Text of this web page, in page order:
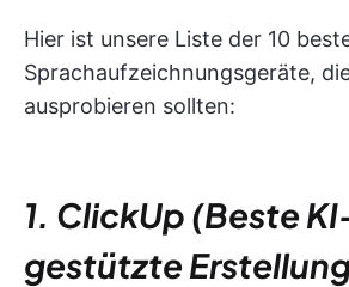
Hier ist unsere Liste der 10
Sprachaufzeichnungsgeräte,
ausprobieren sollten:
1. ClickUp (Beste
gestützte